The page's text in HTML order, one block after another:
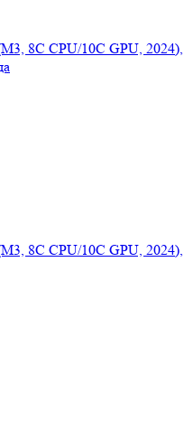
8C CPU/10C GPU, 2024),
8C CPU/10C GPU, 2024),